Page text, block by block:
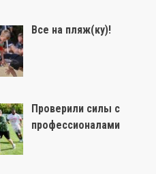
Все на пляж(ку)!
Проверили силы с
профессионалами